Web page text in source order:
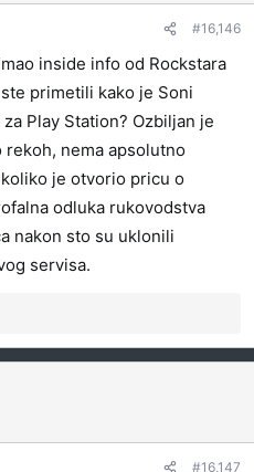
#16,146
inside info od Rockstara
primetili kako je Soni
Play Station? Ozbiljan je
rekoh, nema apsolutno
je otvorio pricu o
odluka rukovodstva
nakon sto su uklonili
servisa.
#16,147